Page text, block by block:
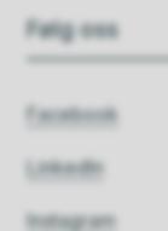
Følg oss
Facebook
LinkedIn
Instagram